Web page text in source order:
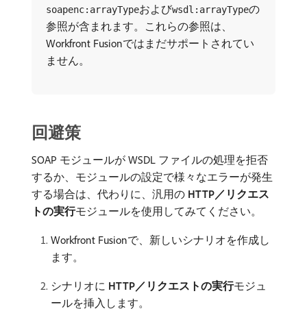
soapenc:arrayTypeおよびwsdl:arrayTypeの
参照が含まれます。これらの参照は、
Workfront Fusionではまだサポートされてい
ません。
回避策
SOAP モジュールが WSDL ファイルの処理を拒否
するか、モジュールの設定で様々なエラーが発生
する場合は、代わりに、汎用の HTTP／リクエス
トの実行​モジュールを使用してみてください。
Workfront Fusionで、新しいシナリオを作成し
ます。
シナリオに HTTP／リクエストの実行​モジュ
ールを挿入します。